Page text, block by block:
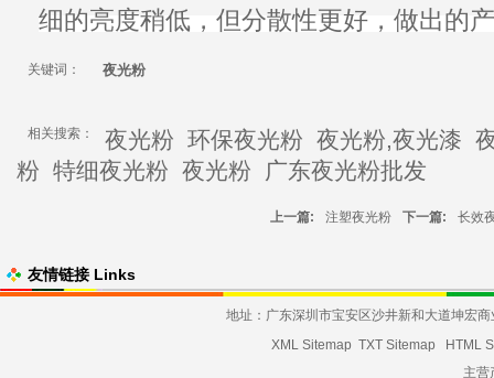
细的亮度稍低，但分散性更好，做出的
关键词： 夜光粉
相关搜索： 夜光粉 环保夜光粉 夜光粉,夜光漆
粉 特细夜光粉 夜光粉 广东夜光粉批发
上一篇: 注塑夜光粉 下一篇: 长效
友情链接 Links
地址：广东深圳市宝安区沙井新和大道坤
XML Sitemap TXT Sitemap
HTML
主营